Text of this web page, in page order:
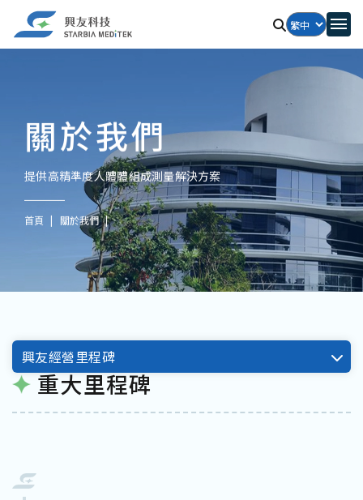
關於我們
提供高精準度人體體組成測量解決方案
首頁 關於我們
重大里程碑